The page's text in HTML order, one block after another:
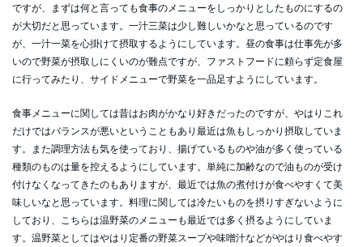
ですが、まずは何と言っても食事のメニューをしっかりとしたものにするの
が大切だと思っています。一汁三菜は少し難しいかなと思っているのです
が、一汁一菜を心掛けて摂取するようにしています。昼の食事は仕事先が多
いので野菜が摂取しにくいのが難点ですが、ファストフードに頼らず定食屋
に行ってみたり、サイドメニューで野菜を一品足すようにしています。
食事メニューに関しては昔はお肉がかなり好きだったのですが、やはりこれ
だけではバランスが悪いということもあり最近は魚もしっかり摂取していま
す。また調理方法も気を使っており、揚げているものや油が多く使っている
種類のものは量を控えるようにしています。単純に加齢なので油ものが受け
付けなくなってきたのもありますが、最近では魚の煮付けが食べやすくて美
味しいなと思っています。料理に関しては冷たいものを摂りすぎないように
しており、こちらは温野菜のメニューも最近では多く摂るようにしていま
す。温野菜としてはやはり定番の野菜スープや味噌汁などがやはり食べやす